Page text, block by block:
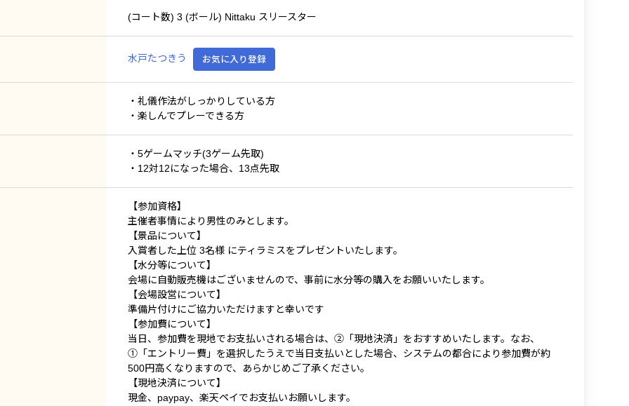
(コート数) 3 (ボール) Nittaku スリースター
水戸たつきう お気に入り登録
・礼儀作法がしっかりしている方
・楽しんでプレーできる方
・5ゲームマッチ(3ゲーム先取)
・12対12になった場合、13点先取
【参加資格】
主催者事情により男性のみとします。
【景品について】
入賞者した上位 3名様 にティラミスをプレゼントいたします。
【水分等について】
会場に自動販売機はございませんので、事前に水分等の購入をお願いいたします。
【会場設営について】
準備片付けにご協力いただけますと幸いです
【参加費について】
当日、参加費を現地でお支払いされる場合は、②「現地決済」をおすすめいたします。なお、
①「エントリー費」を選択したうえで当日支払いとした場合、システムの都合により参加費が約
500円高くなりますので、あらかじめご了承ください。
【現地決済について】
現金、paypay、楽天ペイでお支払いお願いします。